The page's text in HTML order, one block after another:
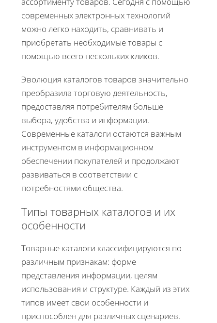
современных электронных технологий
можно легко находить, сравнивать и
приобретать необходимые товары с
помощью всего нескольких кликов.
Эволюция каталогов товаров значительно
преобразила торговую деятельность,
предоставляя потребителям больше
выбора, удобства и информации.
Современные каталоги остаются важным
инструментом в информационном
обеспечении покупателей и продолжают
развиваться в соответствии с
потребностями общества.
Типы товарных каталогов и их
особенности
Товарные каталоги классифицируются по
различным признакам: форме
представления информации, целям
использования и структуре. Каждый из этих
типов имеет свои особенности и
приспособлен для различных сценариев.